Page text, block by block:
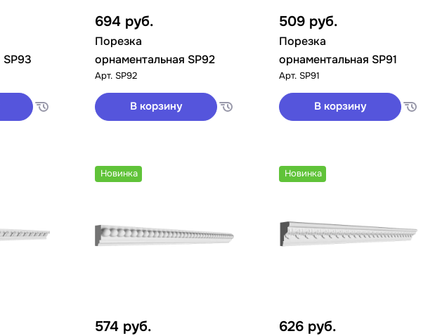
SP93
694 руб.
Порезка
орнаментальная SP92
Арт. SP92
В корзину
509 руб.
Порезка
орнаментальная SP91
Арт. SP91
В корзину
Новинка
574 руб.
Новинка
626 руб.